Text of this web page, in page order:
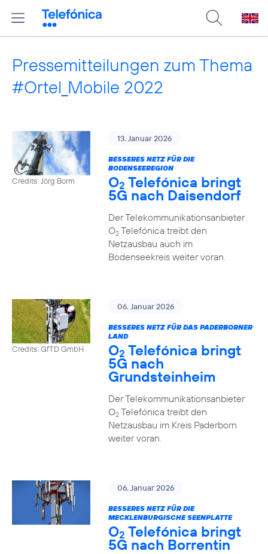
Pressemitteilungen zum Thema
#Ortel_Mobile 2022
Credits: Jörg Borm
13. Januar 2026
BESSERES NETZ FÜR DIE
BODENSEEREGION
O2 Telefónica bringt
5G nach Daisendorf
Der Telekommunikationsanbieter
O2Telefónica treibt den
Netzausbau auch im
Bodenseekreis weiter voran.
Credits: GfTD GmbH
06. Januar 2026
BESSERES NETZ FÜR DAS PADERBORNER
LAND
O2 Telefónica bringt
5G nach
Grundsteinheim
Der Telekommunikationsanbieter
O2Telefónica treibt den
Netzausbau im Kreis Paderborn
weiter voran.
06. Januar 2026
BESSERES NETZ FÜR DIE
MECKLENBURGISCHE SEENPLATTE
O2 Telefónica bringt
5G nach Borrentin